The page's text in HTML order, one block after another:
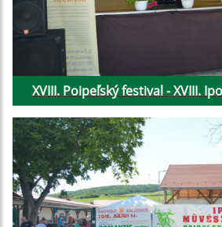
XVIII. Poipeľský festival - XVIII.